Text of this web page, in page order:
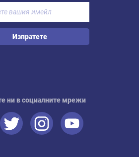
Изпратете
ни в социалните мрежи